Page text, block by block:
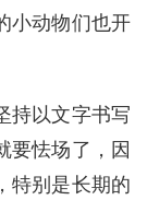
小动物们也开
持以文字书写
要怯场了，因
特别是长期的